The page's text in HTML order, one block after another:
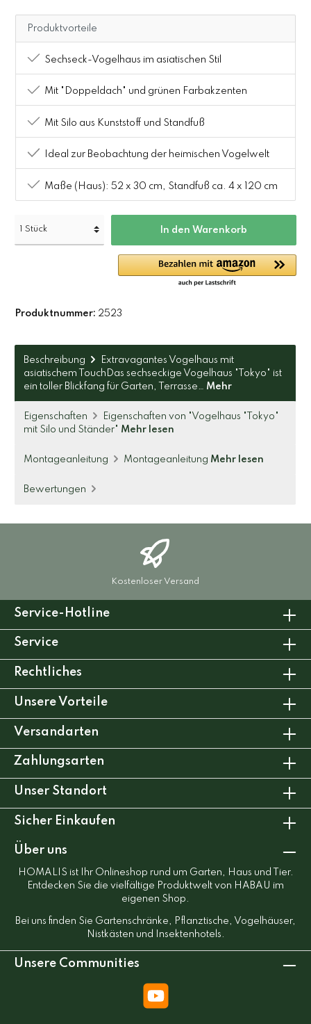
Produktvorteile
Sechseck-Vogelhaus im asiatischen Stil
Mit "Doppeldach" und grünen Farbakzenten
Mit Silo aus Kunststoff und Standfuß
Ideal zur Beobachtung der heimischen Vogelwelt
Maße (Haus): 52 x 30 cm, Standfuß ca. 4 x 120 cm
In den Warenkorb
Produktnummer: 2523
Beschreibung
Extravagantes Vogelhaus mit
asiatischem TouchDas sechseckige Vogelhaus "Tokyo" ist
ein toller Blickfang für Garten, Terrasse… Mehr
Eigenschaften
Eigenschaften von "Vogelhaus "Tokyo"
mit Silo und Ständer" Mehr lesen
Montageanleitung Montageanleitung Mehr lesen
Bewertungen
Kostenloser Versand
Service-Hotline
Service
Rechtliches
Unsere Vorteile
Versandarten
Zahlungsarten
Unser Standort
Sicher Einkaufen
Über uns
HOMALIS ist Ihr Onlineshop rund um Garten, Haus und Tier.
Entdecken Sie die vielfältige Produktwelt von HABAU im
eigenen Shop.
Bei uns finden Sie Gartenschränke, Pflanztische, Vogelhäuser,
Nistkästen und Insektenhotels.
Unsere Communities